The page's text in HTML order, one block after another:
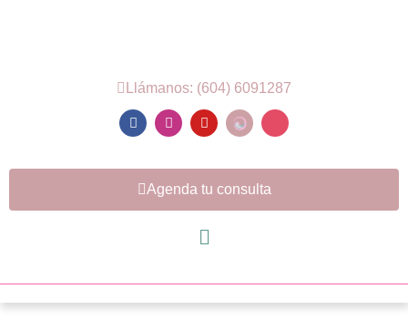
Llámanos: (604) 6091287
Agenda tu consulta